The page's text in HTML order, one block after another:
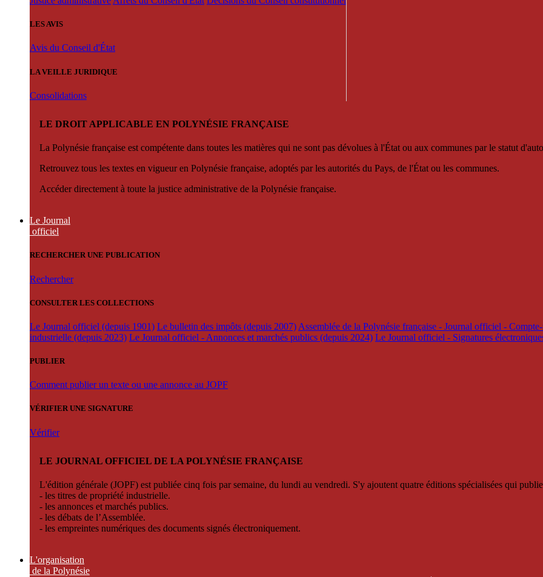
LES AVIS
Avis du Conseil d'État
LA VEILLE JURIDIQUE
Consolidations
LE DROIT APPLICABLE EN POLYNÉSIE FRANÇAISE
La Polynésie française est compétente dans toutes les matières qui ne sont pas dévolues à l'État ou aux communes par le statut
Retrouvez tous les textes en vigueur en Polynésie française, adoptés par les autorités du Pays, de l'État ou les communes.
Accéder directement à toute la justice administrative de la Polynésie française.
Le Journal
officiel
RECHERCHER UNE PUBLICATION
Rechercher
CONSULTER LES COLLECTIONS
Le Journal officiel (depuis 1901) Le bulletin des impôts (depuis 2007) Assemblée de la Polynésie française - Journal officiel -
industrielle (depuis 2023) Le Journal officiel - Annonces et marchés publics (depuis 2024) Le Journal officiel - Signatures
PUBLIER
Comment publier un texte ou une annonce au JOPF
VÉRIFIER UNE SIGNATURE
Vérifier
LE JOURNAL OFFICIEL DE LA POLYNÉSIE FRANÇAISE
L'édition générale (JOPF) est publiée cinq fois par semaine, du lundi au vendredi. S'y ajoutent quatre éditions spécialisées qui
- les titres de propriété industrielle.
- les annonces et marchés publics.
- les débats de l’Assemblée.
- les empreintes numériques des documents signés électroniquement.
L'organisation
de la Polynésie